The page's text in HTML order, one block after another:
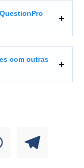
com outras